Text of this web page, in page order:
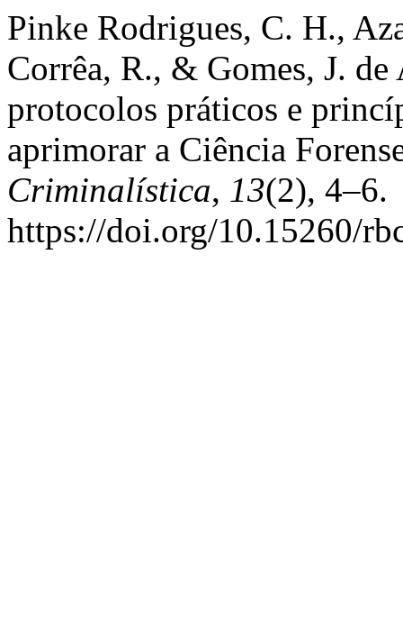
Pinke Rodrigues, C. H.,
Corrêa, R., & Gomes, J.
protocolos práticos e
aprimorar a Ciência
Criminalística, 13(2), 4–6.
https://doi.org/10.15260/